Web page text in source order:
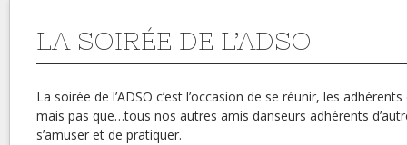
LA SOIRÉE DE L’ADSO
La soirée de l’ADSO c’est l’occasion de se réunir, les
mais pas que…tous nos autres amis danseurs adhérents
s’amuser et de pratiquer.